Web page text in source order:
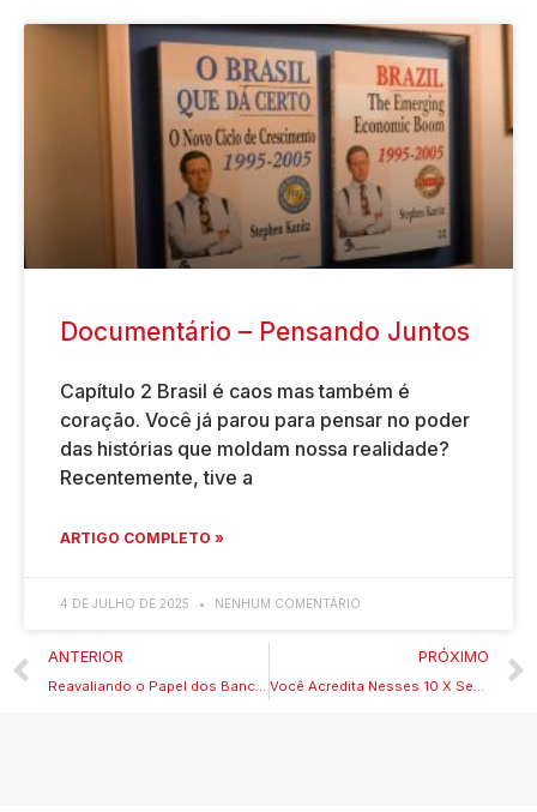
Documentário – Pensando Juntos
Capítulo 2 Brasil é caos mas também é
coração. Você já parou para pensar no poder
das histórias que moldam nossa realidade?
Recentemente, tive a
ARTIGO COMPLETO »
4 DE JULHO DE 2025 NENHUM COMENTÁRIO
ANTERIOR PRÓXIMO